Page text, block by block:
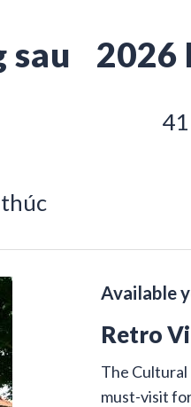
sau 2026
Available
Retro
The Cultural
must-visit